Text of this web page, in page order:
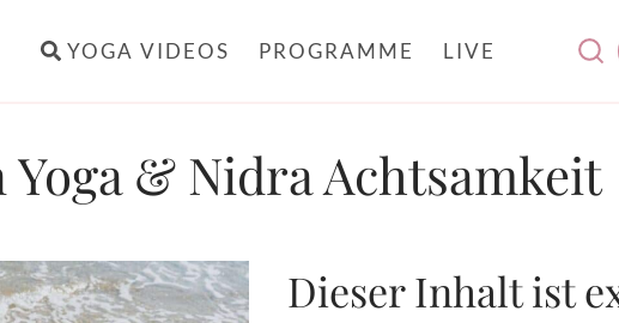
YOGA VIDEOS PROGRAMME LIVE
Yoga & Nidra Achtsamkeit
Dieser Inhalt ist